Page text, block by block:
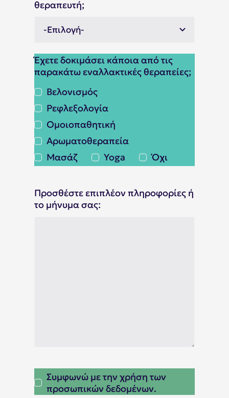
θεραπευτή;
Έχετε δοκιμάσει κάποια από τις
παρακάτω εναλλακτικές θεραπείες;
Βελονισμός
Ρεφλεξολογία
Ομοιοπαθητική
Αρωματοθεραπεία
Μασάζ
Yoga Όχι
Προσθέστε επιπλέον πληροφορίες ή
το μήνυμα σας:
Συμφωνώ με την χρήση των
προσωπικών δεδομένων.